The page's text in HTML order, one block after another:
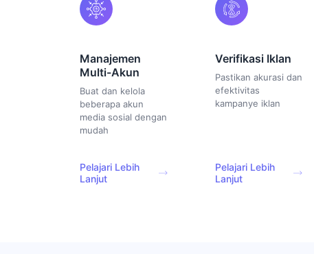
Manajemen
Multi-Akun
Buat dan kelola
beberapa akun
media sosial dengan
mudah
Pelajari Lebih
Lanjut
Verifikasi Iklan
Pastikan akurasi dan
efektivitas
kampanye iklan
Pelajari Lebih
Lanjut